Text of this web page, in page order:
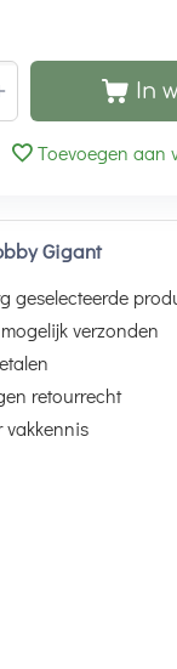
In
Toevoegen aan
Gigant
geselecteerde
verzonden
retourrecht
vakkennis